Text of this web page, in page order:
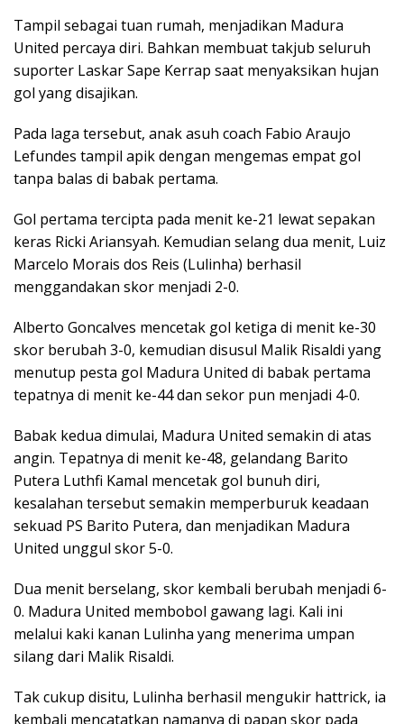
Tampil sebagai tuan rumah, menjadikan Madura
United percaya diri. Bahkan membuat takjub seluruh
suporter Laskar Sape Kerrap saat menyaksikan hujan
gol yang disajikan.
Pada laga tersebut, anak asuh coach Fabio Araujo
Lefundes tampil apik dengan mengemas empat gol
tanpa balas di babak pertama.
Gol pertama tercipta pada menit ke-21 lewat sepakan
keras Ricki Ariansyah. Kemudian selang dua menit, Luiz
Marcelo Morais dos Reis (Lulinha) berhasil
menggandakan skor menjadi 2-0.
Alberto Goncalves mencetak gol ketiga di menit ke-30
skor berubah 3-0, kemudian disusul Malik Risaldi yang
menutup pesta gol Madura United di babak pertama
tepatnya di menit ke-44 dan sekor pun menjadi 4-0.
Babak kedua dimulai, Madura United semakin di atas
angin. Tepatnya di menit ke-48, gelandang Barito
Putera Luthfi Kamal mencetak gol bunuh diri,
kesalahan tersebut semakin memperburuk keadaan
sekuad PS Barito Putera, dan menjadikan Madura
United unggul skor 5-0.
Dua menit berselang, skor kembali berubah menjadi 6-
0. Madura United membobol gawang lagi. Kali ini
melalui kaki kanan Lulinha yang menerima umpan
silang dari Malik Risaldi.
Tak cukup disitu, Lulinha berhasil mengukir hattrick, ia
kembali mencatatkan namanya di papan skor pada